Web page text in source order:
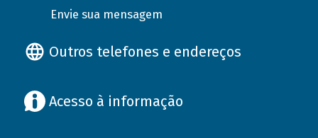
Envie sua mensagem
Outros telefones e endereços
Acesso à informação